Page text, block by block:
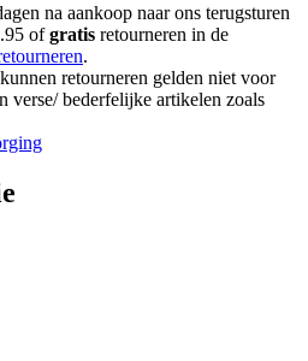
na aankoop naar ons terugsturen
ofgratis retourneren in de
.
retourneren gelden niet voor
verse/ bederfelijke artikelen zoals